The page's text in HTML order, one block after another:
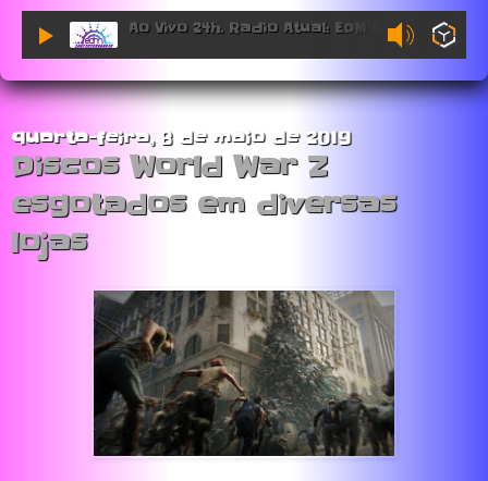
Ao Vivo 24h. Radio Atual: EDM Sessions.
quarta-feira, 8 de maio de 2019
Discos World War Z
esgotados em diversas
lojas